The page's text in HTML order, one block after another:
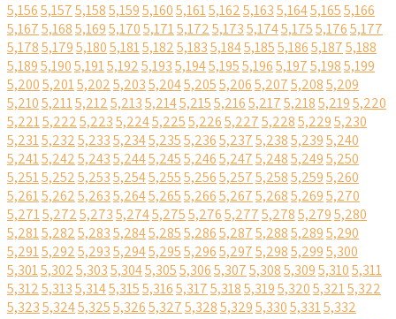
5,1565,1575,1585,1595,1605,1615,1625,1635,1645,1655,166
5,1675,1685,1695,1705,1715,1725,1735,1745,1755,1765,177
5,1785,1795,1805,1815,1825,1835,1845,1855,1865,1875,188
5,1895,1905,1915,1925,1935,1945,1955,1965,1975,1985,199
5,2005,2015,2025,2035,2045,2055,2065,2075,2085,209
5,2105,2115,2125,2135,2145,2155,2165,2175,2185,2195,220
5,2215,2225,2235,2245,2255,2265,2275,2285,2295,230
5,2315,2325,2335,2345,2355,2365,2375,2385,2395,240
5,2415,2425,2435,2445,2455,2465,2475,2485,2495,250
5,2515,2525,2535,2545,2555,2565,2575,2585,2595,260
5,2615,2625,2635,2645,2655,2665,2675,2685,2695,270
5,2715,2725,2735,2745,2755,2765,2775,2785,2795,280
5,2815,2825,2835,2845,2855,2865,2875,2885,2895,290
5,2915,2925,2935,2945,2955,2965,2975,2985,2995,300
5,3015,3025,3035,3045,3055,3065,3075,3085,3095,3105,311
5,3125,3135,3145,3155,3165,3175,3185,3195,3205,3215,322
5,3235,3245,3255,3265,3275,3285,3295,3305,3315,332